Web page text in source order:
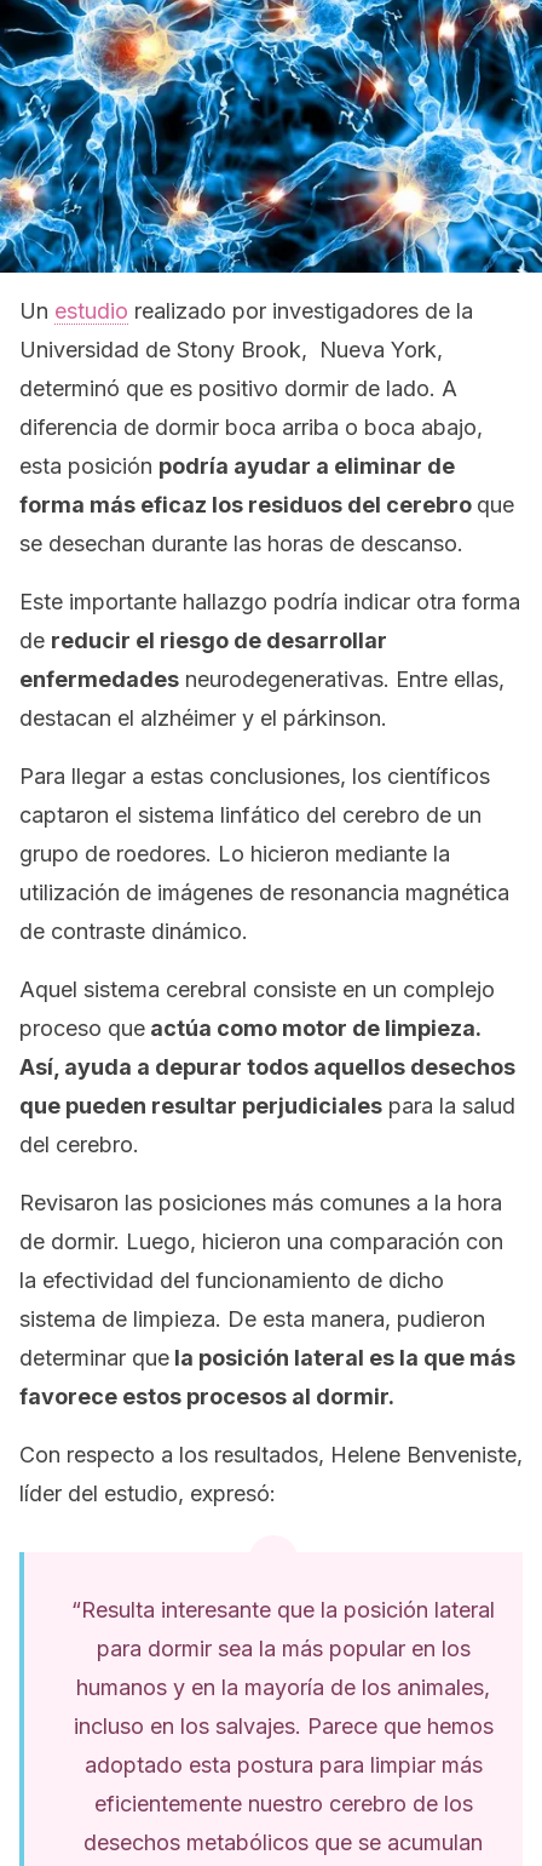
Un estudio realizado por investigadores de la
Universidad de Stony Brook,
Nueva York,
determinó que es positivo dormir de lado. A
diferencia de dormir boca arriba o boca abajo,
esta posición podría ayudar a eliminar de
forma más eficaz los residuos del cerebro que
se desechan durante las horas de descanso.
Este importante hallazgo podría indicar otra forma
de reducir el riesgo de desarrollar
enfermedades neurodegenerativas. Entre ellas,
destacan el alzhéimer y el párkinson.
Para llegar a estas conclusiones, los científicos
captaron el sistema linfático del cerebro de un
grupo de roedores. Lo hicieron mediante la
utilización de imágenes de resonancia magnética
de contraste dinámico.
Aquel sistema cerebral consiste en un complejo
proceso que actúa como motor de limpieza.
Así, ayuda a depurar todos aquellos desechos
que pueden resultar perjudiciales para la salud
del cerebro.
Revisaron las posiciones más comunes a la hora
de dormir. Luego, hicieron una comparación con
la efectividad del funcionamiento de dicho
sistema de limpieza. De esta manera, pudieron
determinar que la posición lateral es la que más
favorece estos procesos al dormir.
Con respecto a los resultados, Helene Benveniste,
líder del estudio, expresó:
“Resulta interesante que la posición lateral
para dormir sea la más popular en los
humanos y en la mayoría de los animales,
incluso en los salvajes. Parece que hemos
adoptado esta postura para limpiar más
eficientemente nuestro cerebro de los
desechos metabólicos que se acumulan